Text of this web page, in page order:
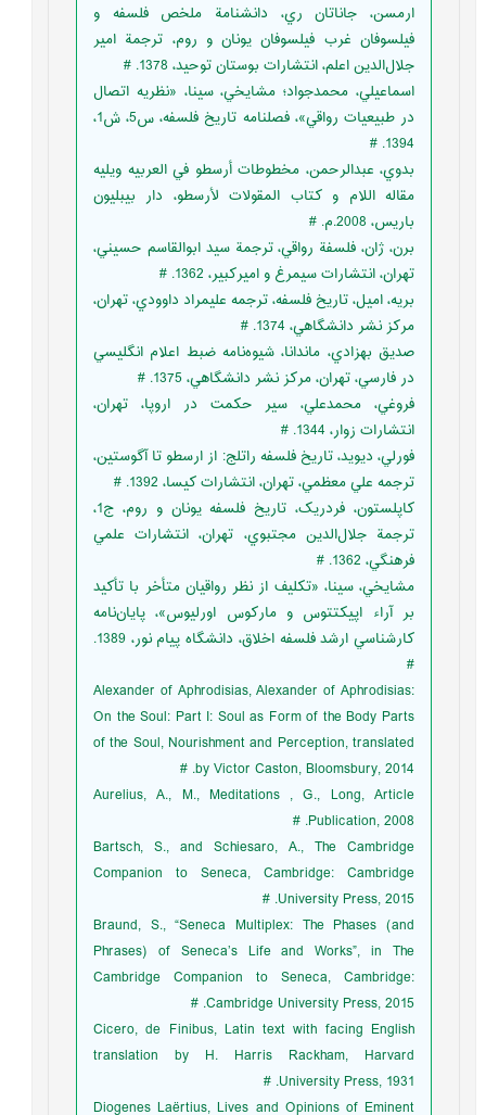
ارمسن، جاناتان ري، دانشنامة ملخص فلسفه و
فيلسوفان غرب فيلسوفان يونان و روم، ترجمة امير
جلال‌الدين اعلم، انتشارات بوستان توحيد، 1378. #
اسماعيلي، محمدجواد؛ مشايخي، سينا، «نظريه اتصال
در طبيعيات رواقي»، فصلنامه تاريخ فلسفه، س5، ش1،
1394. #
بدوي، عبدالرحمن، مخطوطات أرسطو في العربيه ويليه
مقاله اللام و کتاب المقولات لأرسطو، دار بيبليون
باريس، 2008.م. #
برن، ژان، فلسفة رواقي، ترجمة سيد ابوالقاسم حسيني،
تهران، انتشارات سيمرغ و اميركبير، 1362. #
بريه، اميل، تاريخ فلسفه، ترجمه عليمراد داوودي، تهران،
مركز نشر دانشگاهي، 1374. #
صديق بهزادي، ماندانا، شيوه‌نامه ضبط اعلام انگليسي
در فارسي، تهران، مرکز نشر دانشگاهي، 1375. #
فروغي، محمدعلي، سير حکمت در اروپا، تهران،
انتشارات زوار، 1344. #
فورلي، ديويد، تاريخ فلسفه راتلج: از ارسطو تا آگوستين،
ترجمه علي معظمي، تهران، انتشارات کيسا، 1392. #
کاپلستون، فردريک، تاريخ فلسفه يونان و روم، ج1،
ترجمة جلال‌الدين مجتبوي، تهران، انتشارات علمي
فرهنگي، 1362. #
مشايخي، سينا، «تکليف از نظر رواقيان متأخر با تأکيد
بر آراء اپيکتتوس و مارکوس اورليوس»، پايان‌نامه
کارشناسي ارشد فلسفه اخلاق، دانشگاه پيام نور، 1389.
#
Alexander of Aphrodisias, Alexander of Aphrodisias:
On the Soul: Part I: Soul as Form of the Body Parts
of the Soul, Nourishment and Perception, translated
by Victor Caston, Bloomsbury, 2014. #
Aurelius, A., M., Meditations , G., Long, Article
Publication, 2008. #
Bartsch, S., and Schiesaro, A., The Cambridge
Companion to Seneca, Cambridge: Cambridge
University Press, 2015. #
Braund, S., “Seneca Multiplex: The Phases (and
Phrases) of Seneca’s Life and Works”, in The
Cambridge Companion to Seneca, Cambridge:
Cambridge University Press, 2015. #
Cicero, de Finibus, Latin text with facing English
translation by H. Harris Rackham, Harvard
University Press, 1931. #
Diogenes Laërtius, Lives and Opinions of Eminent